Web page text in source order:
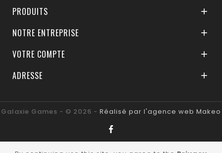
PRODUITS 
NOTRE ENTREPRISE 
VOTRE COMPTE 
ADRESSE 
Galaxie Games - © 2026 - Réalisé par l'agence web Makeo